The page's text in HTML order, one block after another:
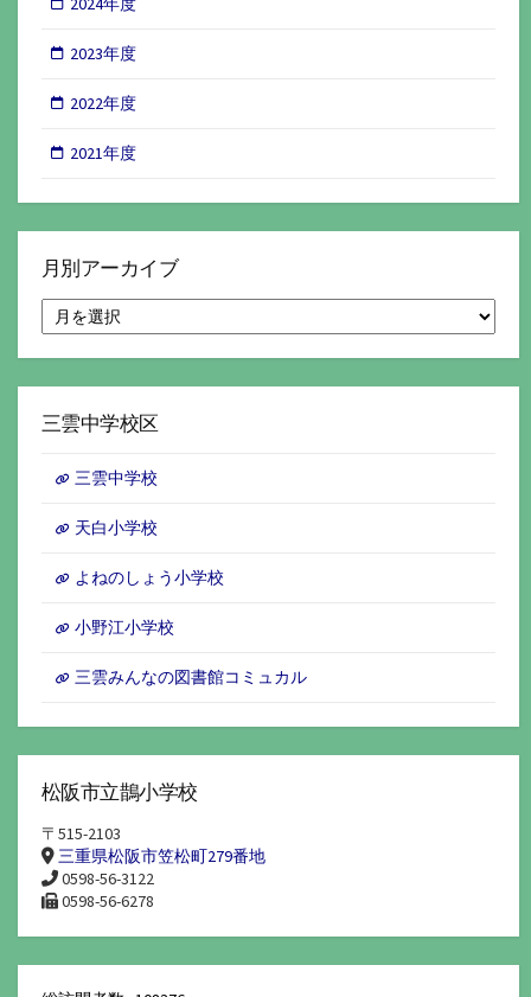
2023年度
2022年度
2021年度
月別アーカイブ
別
ア
イ
三雲中学校区
三雲中学校
天白小学校
よねのしょう小学校
小野江小学校
三雲みんなの図書館コミュカル
松阪市立鵲小学校
〒515-2103
三重県松阪市笠松町279番地
0598-56-3122
0598-56-6278